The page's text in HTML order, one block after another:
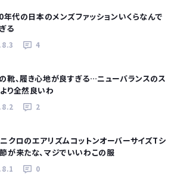
年代の日本のメンズファッションいくらなんで
る
4
靴、履き心地が良すぎる…ニューバランスのス
り全然良いわ
2
クロのエアリズムコットンオーバーサイズTシ
が来たな、マジでいいわこの服
0